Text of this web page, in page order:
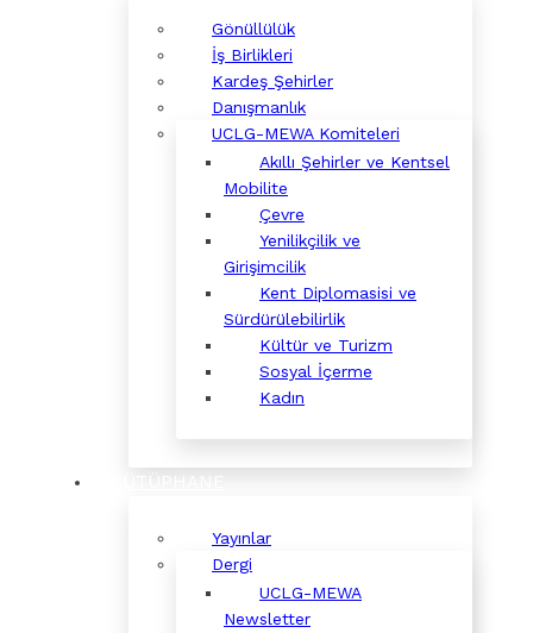
Gönüllülük
İş Birlikleri
Kardeş Şehirler
Danışmanlık
UCLG-MEWA Komiteleri
Akıllı Şehirler ve Kentsel
Mobilite
Çevre
Yenilikçilik ve
Girişimcilik
Kent Diplomasisi ve
Sürdürülebilirlik
Kültür ve Turizm
Sosyal İçerme
Kadın
Yayınlar
Dergi
UCLG-MEWA
Newsletter